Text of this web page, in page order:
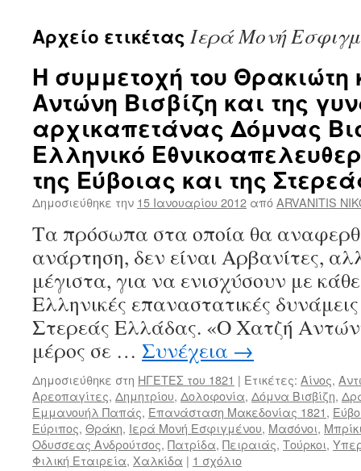
Αρχείο ετικέτας Ιερά Μονή
Η συμμετοχή του Θρακιώτη
Αντώνη Βισβίζη και της
αρχικαπετάνας Δόμνας
Ελληνικό
της Εύβοιας και της
Δημοσιεύθηκε την 15 Ιανουαρίου 2012 απόARVANITIS
Τα πρόσωπα στα οποία θα
ανάρτηση, δεν είναι Αρβανίτες,
μέγιστα, για να ενισχύσουν με
Ελληνικές επαναστατικές
Στερεάς Ελλάδας. «Ο Χατζή
μέρος σε … Συνέχεια →
Δημοσιεύθηκε στη ΗΓΕΤΕΣ του 1821 | Ετικέτες: Αίνος,
Αρεοπαγίτες, Δημητρίου, Δολοφονία, Δόμνα Βισβίζη,
Εμμανουήλ Παπάς, Επανάσταση Μακεδονίας 1821,
Εύριπος, Θράκη, Ιερά Μονή Εσφιγμένου, Μασόνοι,
Οδυσσεας Ανδρούτσος, Πατρίδα, Πειραιάς, Τούρκοι,
Φιλική Εταιρεία, Χαλκίδα | 1 σχόλιο